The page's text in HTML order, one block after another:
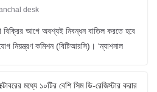
desk
আগে অবশ্যই নিবন্ধন বাতিল করতে হবে
নিয়ন্ত্রণ কমিশন (বিটিআরসি)। ‘ন্যাশনাল
মধ্যে ১০টির বেশি সিম ডি-রেজিস্টার করার